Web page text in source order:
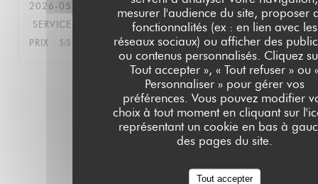
mesurer l'audience du site, proposer
fonctionnalités (ex : en lien avec les
réseaux sociaux) ou afficher des
ou contenus personnalisés. Cliquez
Tout accepter », « Tout refuser » ou
Personnaliser » pour gérer vos
préférences. Vous pouvez modifier
choix à tout moment en cliquant sur
représentant un cookie en bas à
des pages du site.
Tout accepter
2026-05-11
- 12:30 - COUVERTS 4
SERVICE
AMBIANCE: 5/5 CUISINE: 5
QUALITÉ /
PRIX : 5/5
2 3